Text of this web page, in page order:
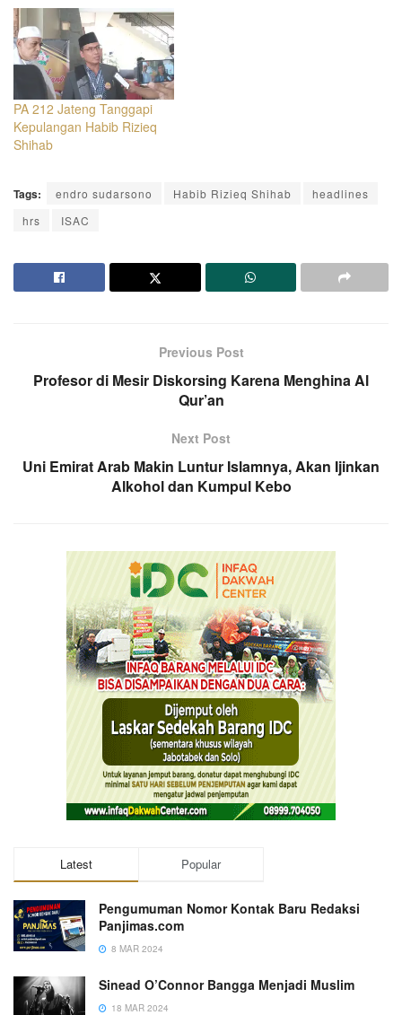
PA 212 Jateng Tanggapi
Kepulangan Habib Rizieq
Shihab
Tags: endro sudarsono Habib Rizieq Shihab
headlines
hrs
ISAC
Previous Post
Profesor di Mesir Diskorsing Karena Menghina Al
Qur’an
Next Post
Uni Emirat Arab Makin Luntur Islamnya, Akan Ijinkan
Alkohol dan Kumpul Kebo
Latest Popular
Pengumuman Nomor Kontak Baru Redaksi
Panjimas.com
8 MAR 2024
Sinead O’Connor Bangga Menjadi Muslim
18 MAR 2024